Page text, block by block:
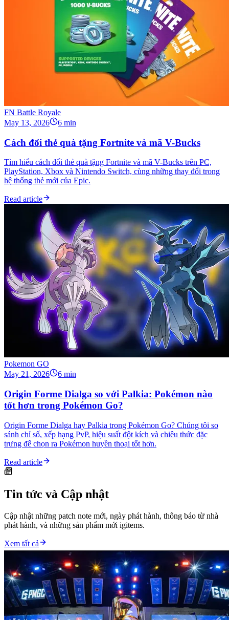
FN Battle Royale
May 13, 2026
6 min
Cách đổi thẻ quà tặng Fortnite và mã V-Bucks
Tìm hiểu cách đổi thẻ quà tặng Fortnite và mã V-Bucks trên PC,
PlayStation, Xbox và Nintendo Switch, cùng những thay đổi trong
hệ thống thẻ mới của Epic.
Read article
Pokemon GO
May 21, 2026
6 min
Origin Forme Dialga so với Palkia: Pokémon nào
tốt hơn trong Pokémon Go?
Origin Forme Dialga hay Palkia trong Pokémon Go? Chúng tôi so
sánh chỉ số, xếp hạng PvP, hiệu suất đột kích và chiêu thức đặc
trưng để chọn ra Pokémon huyền thoại tốt hơn.
Read article
Tin tức và Cập nhật
Cập nhật những patch note mới, ngày phát hành, thông báo từ nhà
phát hành, và những sản phẩm mới igitems.
Xem tất cả